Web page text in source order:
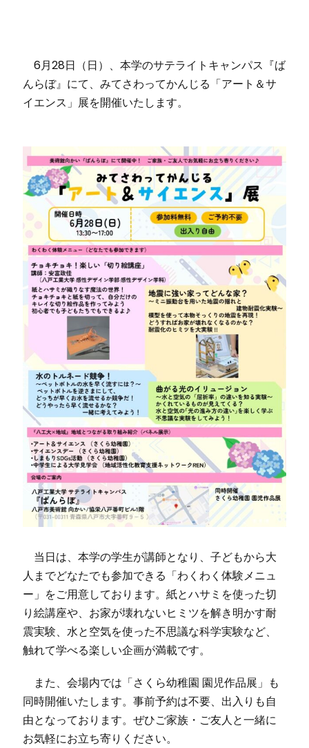
6月28日（日）、本学のサテライトキャンパス『ば
んらぼ』にて、みてさわってかんじる「アート＆サ
イエンス」展を開催いたします。
当日は、本学の学生が講師となり、子どもから大
人までどなたでも参加できる「わくわく体験メニュ
ー」をご用意しております。紙とハサミを使った切
り絵講座や、お家が壊れないヒミツを解き明かす耐
震実験、水と空気を使った不思議な科学実験など、
触れて学べる楽しい企画が満載です。
また、会場内では「さくら幼稚園 園児作品展」も
同時開催いたします。事前予約は不要、出入りも自
由となっております。ぜひご家族・ご友人と一緒に
お気軽にお立ち寄りください。